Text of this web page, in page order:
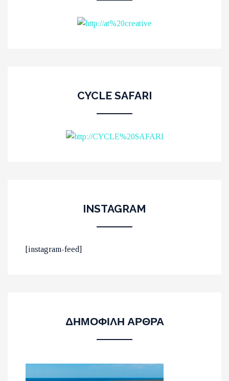
CYCLE SAFARI
INSTAGRAM
[instagram-feed]
ΔΗΜΟΦΙΛΗ ΑΡΘΡΑ
ΟΙ 10 ΟΜΟΡΦΟΤΕΡΕΣ